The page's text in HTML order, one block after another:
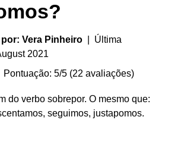
Vera Pinheiro | Última
2021
Pontuação: 5/5 (22 avaliações)
do verbo sobrepor. O mesmo que:
seguimos, justapomos.